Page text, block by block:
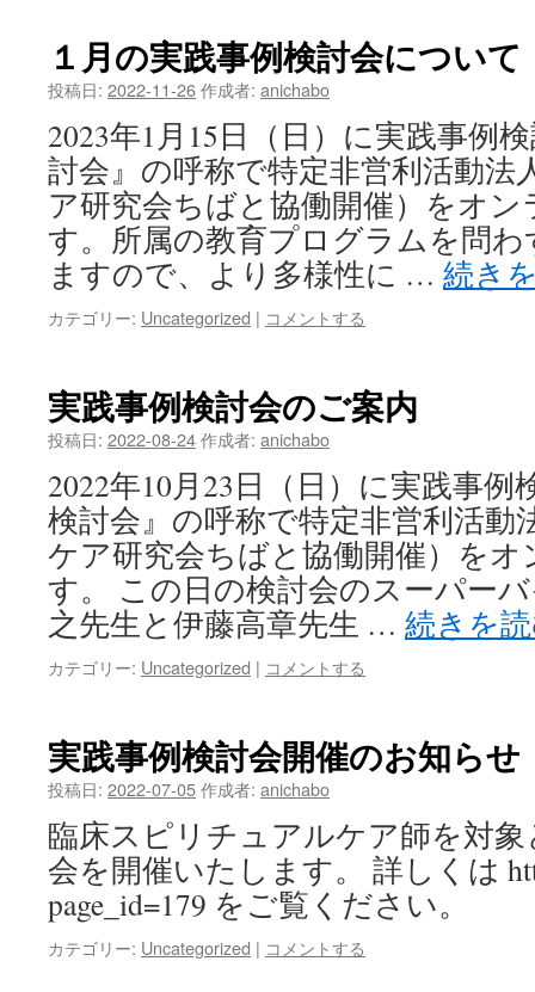
１月の実践事例検討会について
投稿日: 2022-11-26作成者: anichabo
2023年1月15日（日）に実践事例
討会』の呼称で特定非営利活動法
ア研究会ちばと協働開催）をオ
す。所属の教育プログラムを問
ますので、より多様性に … 続き
カテゴリー: Uncategorized | コメントする
実践事例検討会のご案内
投稿日: 2022-08-24作成者: anichabo
2022年10月23日（日）に実践事例
検討会』の呼称で特定非営利活動
ケア研究会ちばと協働開催）を
す。 この日の検討会のスーパー
之先生と伊藤高章先生 … 続きを
カテゴリー: Uncategorized | コメントする
実践事例検討会開催のお知らせ
投稿日: 2022-07-05作成者: anichabo
臨床スピリチュアルケア師を対
会を開催いたします。 詳しくは
page_id=179 をご覧ください。
カテゴリー: Uncategorized | コメントする